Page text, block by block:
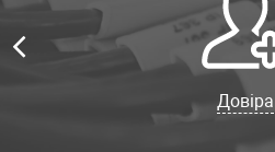
Довіра